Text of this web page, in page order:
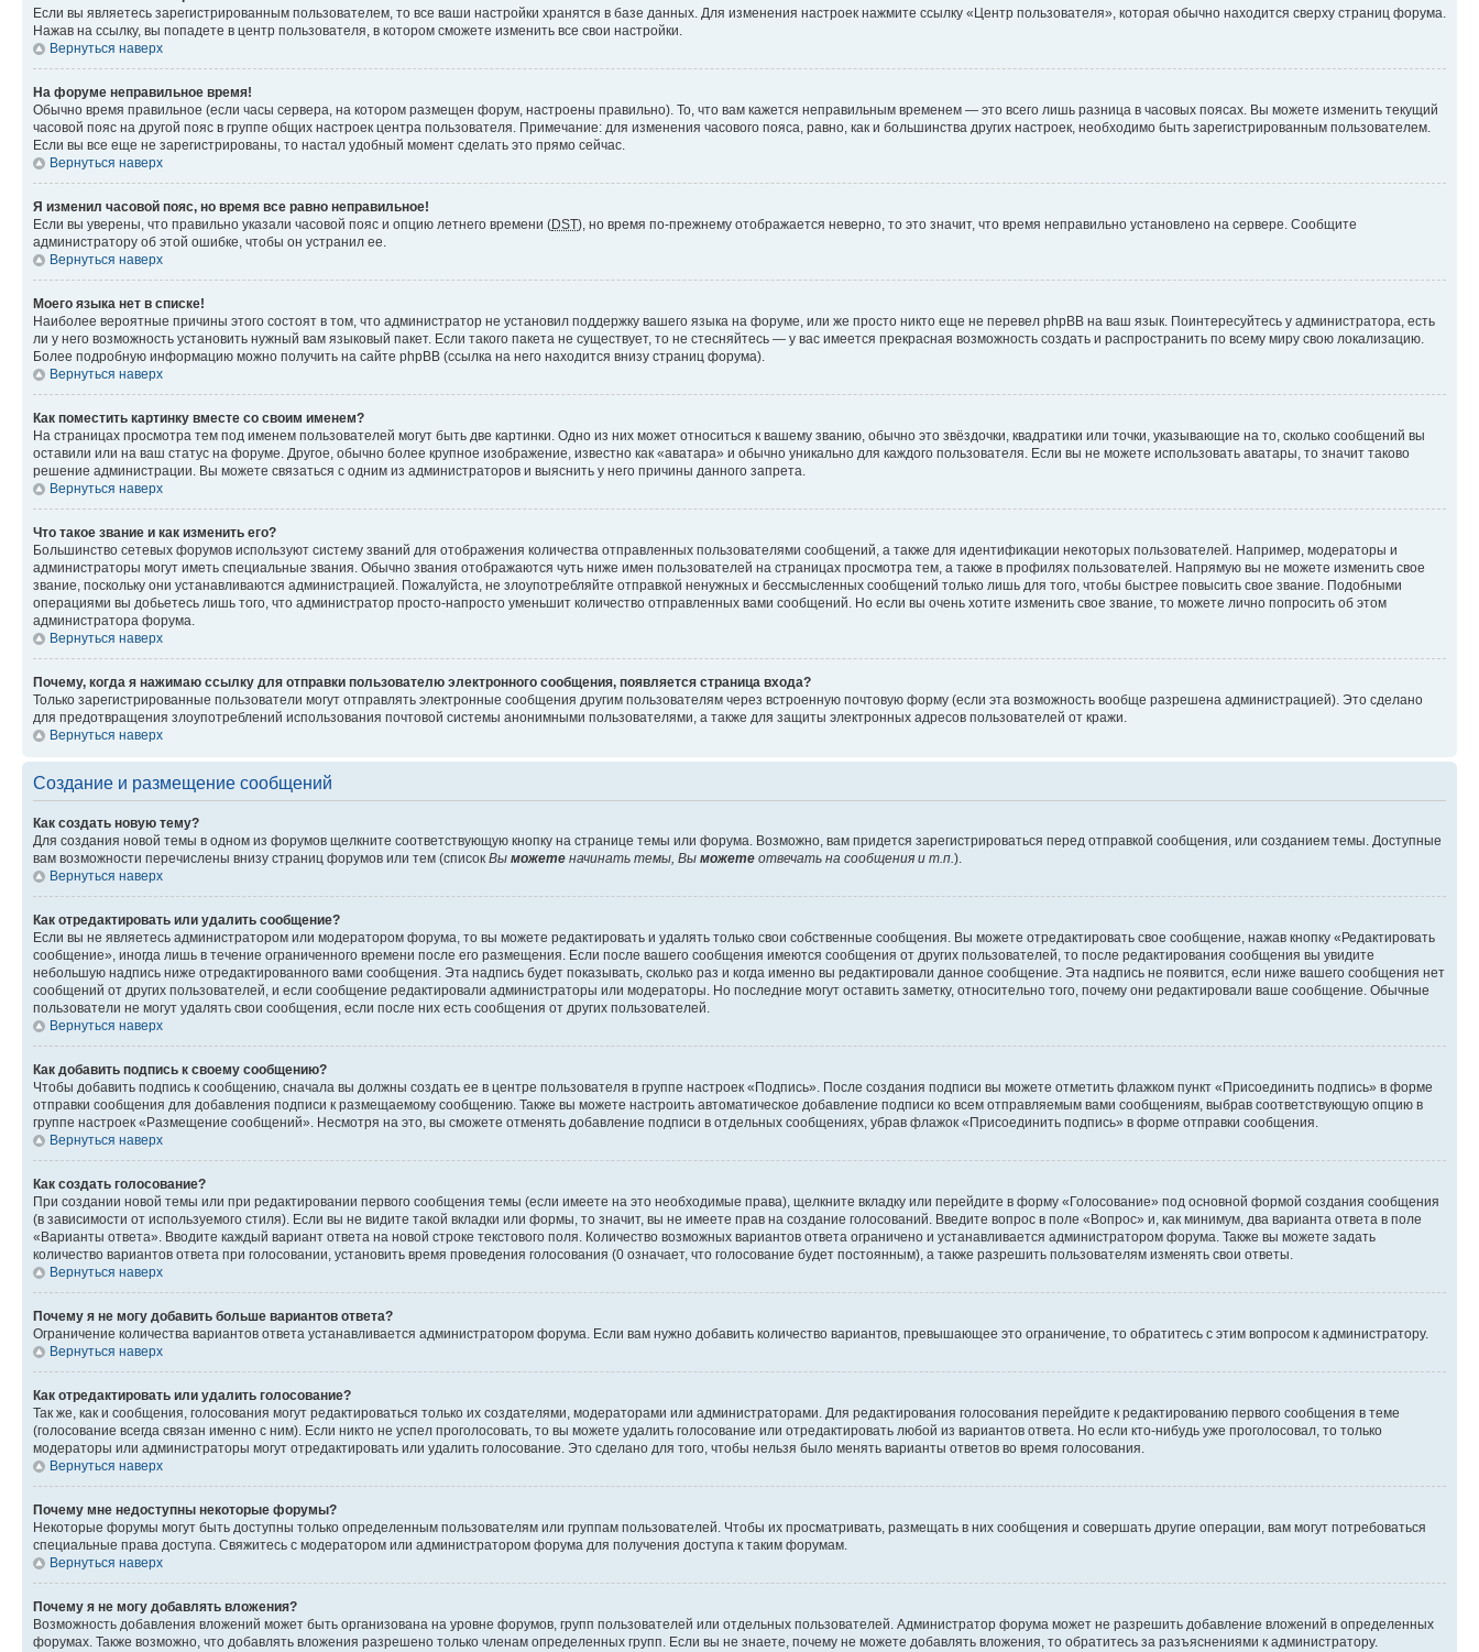
Если вы являетесь зарегистрированным пользователем, то все ваши настройки хранятся в базе данных. Для изменения настроек нажмите ссылку «Центр пользователя», которая обычно находится сверху страниц форума.
Нажав на ссылку, вы попадете в центр пользователя, в котором сможете изменить все свои настройки.
Вернуться наверх
На форуме неправильное время!
Обычно время правильное (если часы сервера, на котором размещен форум, настроены правильно). То, что вам кажется неправильным временем — это всего лишь разница в часовых поясах. Вы можете изменить текущий
часовой пояс на другой пояс в группе общих настроек центра пользователя. Примечание: для изменения часового пояса, равно, как и большинства других настроек, необходимо быть зарегистрированным пользователем.
Если вы все еще не зарегистрированы, то настал удобный момент сделать это прямо сейчас.
Вернуться наверх
Я изменил часовой пояс, но время все равно неправильное!
Если вы уверены, что правильно указали часовой пояс и опцию летнего времени (DST), но время по-прежнему отображается неверно, то это значит, что время неправильно установлено на сервере. Сообщите
администратору об этой ошибке, чтобы он устранил ее.
Вернуться наверх
Моего языка нет в списке!
Наиболее вероятные причины этого состоят в том, что администратор не установил поддержку вашего языка на форуме, или же просто никто еще не перевел phpBB на ваш язык. Поинтересуйтесь у администратора, есть
ли у него возможность установить нужный вам языковый пакет. Если такого пакета не существует, то не стесняйтесь — у вас имеется прекрасная возможность создать и распространить по всему миру свою локализацию.
Более подробную информацию можно получить на сайте phpBB (ссылка на него находится внизу страниц форума).
Вернуться наверх
Как поместить картинку вместе со своим именем?
На страницах просмотра тем под именем пользователей могут быть две картинки. Одно из них может относиться к вашему званию, обычно это звёздочки, квадратики или точки, указывающие на то, сколько сообщений вы
оставили или на ваш статус на форуме. Другое, обычно более крупное изображение, известно как «аватара» и обычно уникально для каждого пользователя. Если вы не можете использовать аватары, то значит таково
решение администрации. Вы можете связаться с одним из администраторов и выяснить у него причины данного запрета.
Вернуться наверх
Что такое звание и как изменить его?
Большинство сетевых форумов используют систему званий для отображения количества отправленных пользователями сообщений, а также для идентификации некоторых пользователей. Например, модераторы и
администраторы могут иметь специальные звания. Обычно звания отображаются чуть ниже имен пользователей на страницах просмотра тем, а также в профилях пользователей. Напрямую вы не можете изменить свое
звание, поскольку они устанавливаются администрацией. Пожалуйста, не злоупотребляйте отправкой ненужных и бессмысленных сообщений только лишь для того, чтобы быстрее повысить свое звание. Подобными
операциями вы добьетесь лишь того, что администратор просто-напросто уменьшит количество отправленных вами сообщений. Но если вы очень хотите изменить свое звание, то можете лично попросить об этом
администратора форума.
Вернуться наверх
Почему, когда я нажимаю ссылку для отправки пользователю электронного сообщения, появляется страница входа?
Только зарегистрированные пользователи могут отправлять электронные сообщения другим пользователям через встроенную почтовую форму (если эта возможность вообще разрешена администрацией). Это сделано
для предотвращения злоупотреблений использования почтовой системы анонимными пользователями, а также для защиты электронных адресов пользователей от кражи.
Вернуться наверх
Создание и размещение сообщений
Как создать новую тему?
Для создания новой темы в одном из форумов щелкните соответствующую кнопку на странице темы или форума. Возможно, вам придется зарегистрироваться перед отправкой сообщения, или созданием темы. Доступные
вам возможности перечислены внизу страниц форумов или тем (список Вы можете начинать темы, Вы можете отвечать на сообщения и т.п. ).
Вернуться наверх
Как отредактировать или удалить сообщение?
Если вы не являетесь администратором или модератором форума, то вы можете редактировать и удалять только свои собственные сообщения. Вы можете отредактировать свое сообщение, нажав кнопку «Редактировать
сообщение», иногда лишь в течение ограниченного времени после его размещения. Если после вашего сообщения имеются сообщения от других пользователей, то после редактирования сообщения вы увидите
небольшую надпись ниже отредактированного вами сообщения. Эта надпись будет показывать, сколько раз и когда именно вы редактировали данное сообщение. Эта надпись не появится, если ниже вашего сообщения нет
сообщений от других пользователей, и если сообщение редактировали администраторы или модераторы. Но последние могут оставить заметку, относительно того, почему они редактировали ваше сообщение. Обычные
пользователи не могут удалять свои сообщения, если после них есть сообщения от других пользователей.
Вернуться наверх
Как добавить подпись к своему сообщению?
Чтобы добавить подпись к сообщению, сначала вы должны создать ее в центре пользователя в группе настроек «Подпись». После создания подписи вы можете отметить флажком пункт «Присоединить подпись» в форме
отправки сообщения для добавления подписи к размещаемому сообщению. Также вы можете настроить автоматическое добавление подписи ко всем отправляемым вами сообщениям, выбрав соответствующую опцию в
группе настроек «Размещение сообщений». Несмотря на это, вы сможете отменять добавление подписи в отдельных сообщениях, убрав флажок «Присоединить подпись» в форме отправки сообщения.
Вернуться наверх
Как создать голосование?
При создании новой темы или при редактировании первого сообщения темы (если имеете на это необходимые права), щелкните вкладку или перейдите в форму «Голосование» под основной формой создания сообщения
(в зависимости от используемого стиля). Если вы не видите такой вкладки или формы, то значит, вы не имеете прав на создание голосований. Введите вопрос в поле «Вопрос» и, как минимум, два варианта ответа в поле
«Варианты ответа». Вводите каждый вариант ответа на новой строке текстового поля. Количество возможных вариантов ответа ограничено и устанавливается администратором форума. Также вы можете задать
количество вариантов ответа при голосовании, установить время проведения голосования (0 означает, что голосование будет постоянным), а также разрешить пользователям изменять свои ответы.
Вернуться наверх
Почему я не могу добавить больше вариантов ответа?
Ограничение количества вариантов ответа устанавливается администратором форума. Если вам нужно добавить количество вариантов, превышающее это ограничение, то обратитесь с этим вопросом к администратору.
Вернуться наверх
Как отредактировать или удалить голосование?
Так же, как и сообщения, голосования могут редактироваться только их создателями, модераторами или администраторами. Для редактирования голосования перейдите к редактированию первого сообщения в теме
(голосование всегда связан именно с ним). Если никто не успел проголосовать, то вы можете удалить голосование или отредактировать любой из вариантов ответа. Но если кто-нибудь уже проголосовал, то только
модераторы или администраторы могут отредактировать или удалить голосование. Это сделано для того, чтобы нельзя было менять варианты ответов во время голосования.
Вернуться наверх
Почему мне недоступны некоторые форумы?
Некоторые форумы могут быть доступны только определенным пользователям или группам пользователей. Чтобы их просматривать, размещать в них сообщения и совершать другие операции, вам могут потребоваться
специальные права доступа. Свяжитесь с модератором или администратором форума для получения доступа к таким форумам.
Вернуться наверх
Почему я не могу добавлять вложения?
Возможность добавления вложений может быть организована на уровне форумов, групп пользователей или отдельных пользователей. Администратор форума может не разрешить добавление вложений в определенных
форумах. Также возможно, что добавлять вложения разрешено только членам определенных групп. Если вы не знаете, почему не можете добавлять вложения, то обратитесь за разъяснениями к администратору.